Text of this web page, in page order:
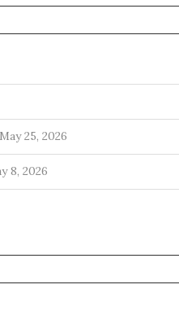
May 25, 2026
8, 2026